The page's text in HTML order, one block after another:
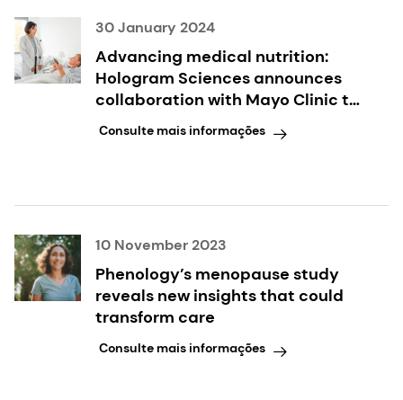
30 January 2024
Advancing medical nutrition:
Hologram Sciences announces
collaboration with Mayo Clinic to
develop Precision Nutrition
Consulte mais informações
10 November 2023
Phenology’s menopause study
reveals new insights that could
transform care
Consulte mais informações